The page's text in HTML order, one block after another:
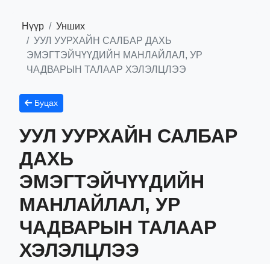
Нүүр
Унших
УУЛ УУРХАЙН САЛБАР ДАХЬ
ЭМЭГТЭЙЧҮҮДИЙН МАНЛАЙЛАЛ, УР
ЧАДВАРЫН ТАЛААР ХЭЛЭЛЦЛЭЭ
Буцах
УУЛ УУРХАЙН САЛБАР
ДАХЬ
ЭМЭГТЭЙЧҮҮДИЙН
МАНЛАЙЛАЛ, УР
ЧАДВАРЫН ТАЛААР
ХЭЛЭЛЦЛЭЭ